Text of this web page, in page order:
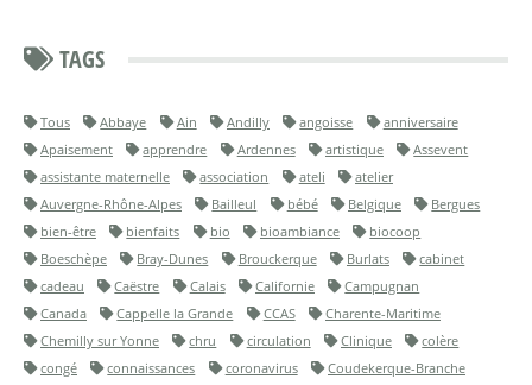
TAGS
Tous Abbaye Ain Andilly angoisse
anniversaire
Apaisement
apprendre Ardennes artistique
Assevent
assistante maternelle
association ateli
atelier
Auvergne-Rhône-Alpes
Bailleul bébé Belgique
Bergues
bien-être
bienfaits bio bioambiance
biocoop
Boeschèpe
Bray-Dunes Brouckerque Burlats
cabinet
cadeau
Caëstre Calais Californie
Campugnan
Canada
Cappelle la Grande CCAS
Charente-Maritime
Chemilly sur Yonne
chru circulation Clinique
colère
congé
connaissances coronavirus
Coudekerque-Branche